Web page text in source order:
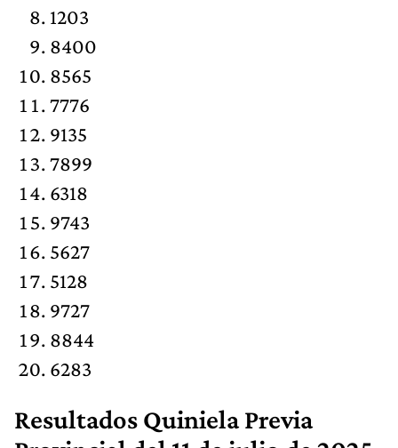
1203
8400
8565
7776
9135
7899
6318
9743
5627
5128
9727
8844
6283
Resultados Quiniela Previa